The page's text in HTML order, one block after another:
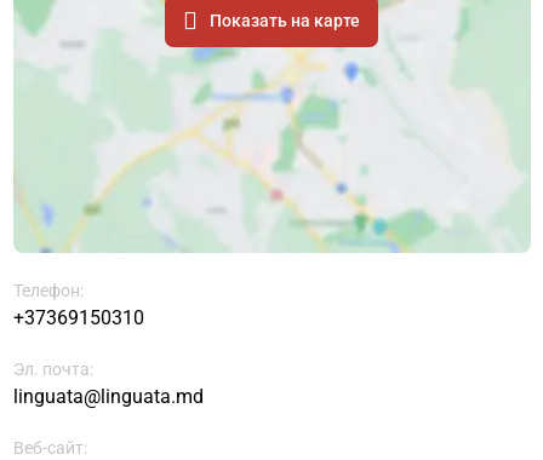
Показать на карте
Телефон:
+37369150310
Эл. почта:
linguata@linguata.md
Веб-сайт: